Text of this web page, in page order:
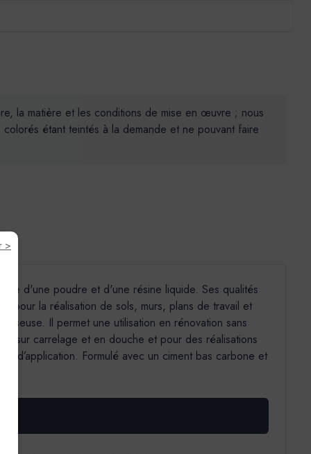
la matière et les conditions de mise en œuvre ; nous
étant teintés à la demande et ne pouvant faire
d'une poudre et d'une résine liquide. Ses qualités
pour la réalisation de sols, murs, plans de travail et
Il permet une utilisation en rénovation sans
sur carrelage et en douche et pour des réalisations
d’application. Formulé avec un ciment bas carbone et
>